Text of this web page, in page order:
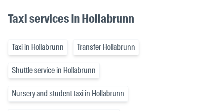
Taxi services in Hollabrunn
Taxi in Hollabrunn Transfer Hollabrunn
Shuttle service in Hollabrunn
Nursery and student taxi in Hollabrunn